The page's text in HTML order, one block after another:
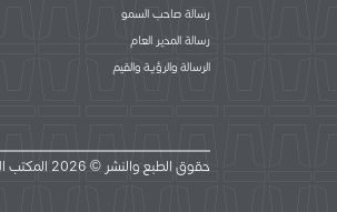
رسالة صاحب السمو
رسالة المدير العام
الرسالة والرؤية والقيم
حقوق الطبع والنشر © 2026 المكتب الإعلامي لحكومة رأس الخيمة. كل الحقوق محفوظة.